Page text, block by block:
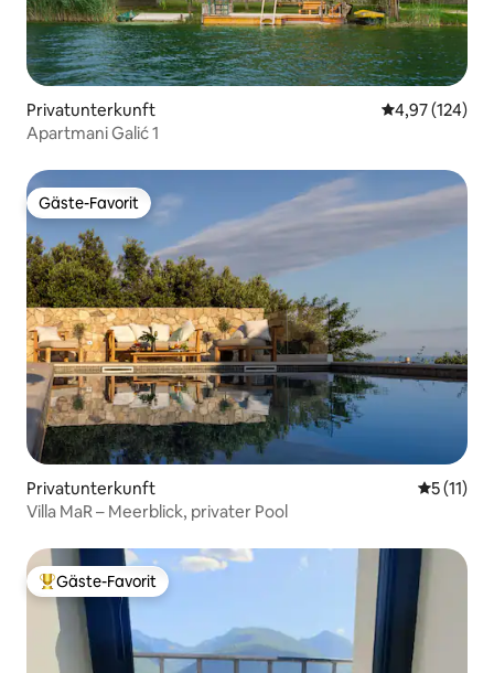
Privatunterkunft
4,97 (124)
Apartmani Galić 1
Gäste-Favorit
Gäste-Favorit
Privatunterkunft
5 (11)
Villa MaR – Meerblick, privater Pool
Beliebter Gäste-Favorit.
Gäste-Favorit